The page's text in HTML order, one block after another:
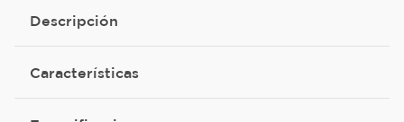
Descripción
Características